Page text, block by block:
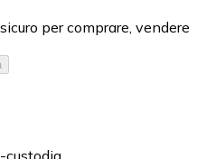
per comprare, vendere
custodia